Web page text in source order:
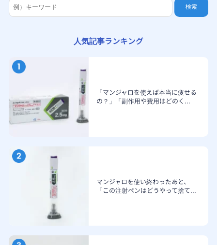
検索
人気記事ランキング
「マンジャロを使えば本当に痩せる
の？」「副作用や費用はどのく...
マンジャロを使い終わったあと、
「この注射ペンはどうやって捨て...